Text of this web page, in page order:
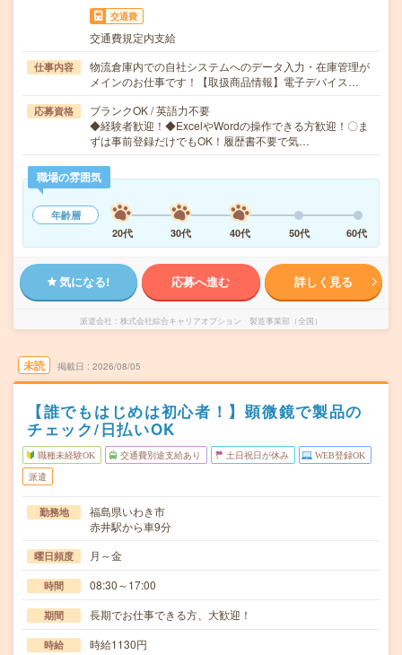
交通費
交通費規定内支給
仕事内容
物流倉庫内での自社システムへのデータ入力・在庫管理が
メインのお仕事です！【取扱商品情報】電子デバイス…
応募資格
ブランクOK / 英語力不要
◆経験者歓迎！◆ExcelやWordの操作できる方歓迎！〇ま
ずは事前登録だけでもOK！履歴書不要で気…
職場の雰囲気
年齢層
20代
30代 40代 50代 60代
気になる! 応募へ進む 詳しく見る
派遣会社 株式会社綜合キャリアオプション 製造事業部（全国）
未読 掲載日 2026/08/05
【誰でもはじめは初心者！】顕微鏡で製品の
チェック/日払いOK
職種未経験OK 交通費別途支給あり 土日祝日が休み WEB登録OK
派遣
勤務地
福島県いわき市
赤井駅から車9分
曜日頻度 月～金
時間 08:30～17:00
期間 長期でお仕事できる方、大歓迎！
時給 時給1130円